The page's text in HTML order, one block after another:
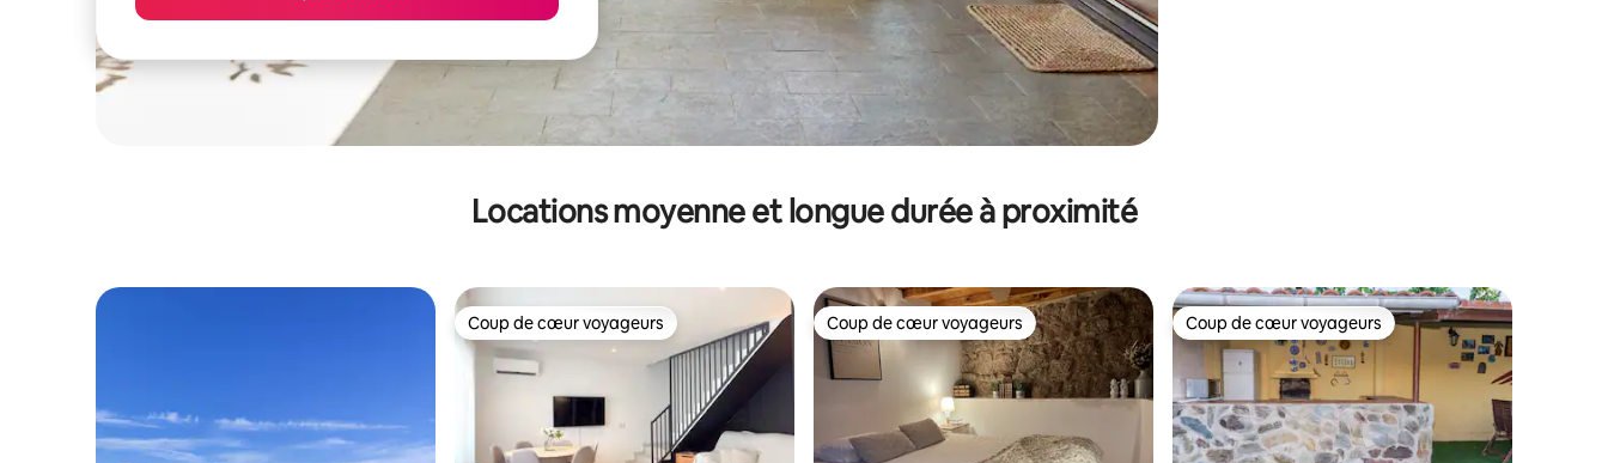
Locations moyenne et longue durée à proximité
Coup de cœur voyageurs
Coup de cœur voyageurs Coup de cœur voyageurs
Coup de cœur voyageurs Coup de cœur voyageurs
Coup de cœur voyageurs